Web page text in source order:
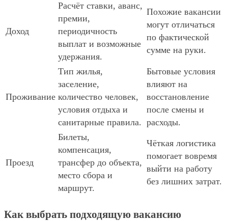
Доход
Расчёт ставки, аванс,
премии,
периодичность
выплат и возможные
удержания.
Похожие вакансии
могут отличаться
по фактической
сумме на руки.
Проживание
Тип жилья,
заселение,
количество человек,
условия отдыха и
санитарные правила.
Бытовые условия
влияют на
восстановление
после смены и
расходы.
Проезд
Билеты,
компенсация,
трансфер до объекта,
место сбора и
маршрут.
Чёткая логистика
помогает вовремя
выйти на работу
без лишних затрат.
Как выбрать подходящую вакансию